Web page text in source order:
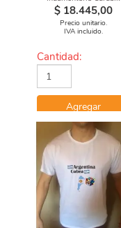
$ 18.445,00
Precio unitario.
IVA incluido.
Cantidad:
Agregar